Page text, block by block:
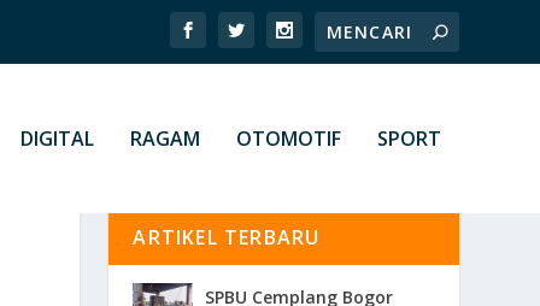
DIGITAL RAGAM OTOMOTIF SPORT
ARTIKEL TERBARU
SPBU Cemplang Bogor